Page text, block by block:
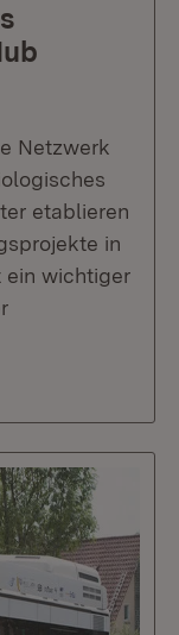
Netzwerk
etablieren
in
ein wichtiger